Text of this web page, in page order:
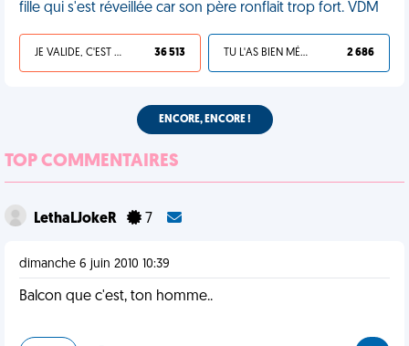
fille qui s'est réveillée car son père ronflait trop fort. VDM
JE VALIDE, C'EST UNE VDM 36 513 TU L'AS BIEN MÉRITÉ 2 686
ENCORE, ENCORE !
TOP COMMENTAIRES
LethaLJokeR 7
dimanche 6 juin 2010 10:39
Balcon que c'est, ton homme..